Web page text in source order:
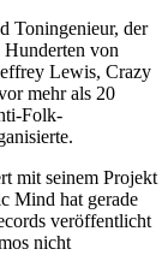
Toningenieur, der
von
Lewis, Crazy
mehr als 20
Folk-
mit seinem Projekt
Mind hat gerade
veröffentlicht
nicht